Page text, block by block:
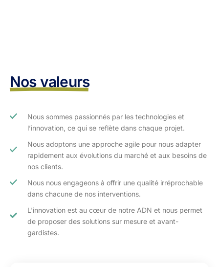
Nos valeurs
Nous sommes passionnés par les technologies et
l’innovation, ce qui se reflète dans chaque projet.
Nous adoptons une approche agile pour nous adapter
rapidement aux évolutions du marché et aux besoins de
nos clients.​
Nous nous engageons à offrir une qualité irréprochable
dans chacune de nos interventions.
L'innovation est au cœur de notre ADN et nous permet
de proposer des solutions sur mesure et avant-
gardistes.